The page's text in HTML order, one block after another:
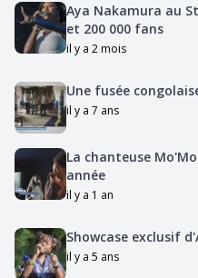
Aya Nakamura au
et 200 000 fans
il y a 2 mois
Une fusée
il y a 7 ans
La chanteuse
année
il y a 1 an
Showcase exclusif
il y a 5 ans